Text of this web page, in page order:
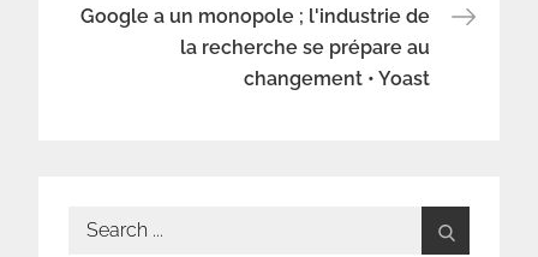
l’article
Google a un monopole ; l'industrie de
la recherche se prépare au
changement • Yoast
Search